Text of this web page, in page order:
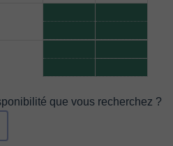
que vous recherchez ?